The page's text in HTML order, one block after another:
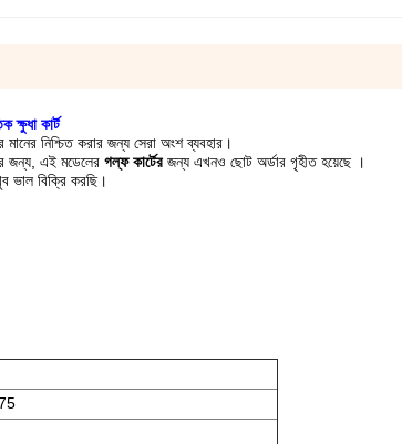
ক্ষুধা কার্ট
নিশ্চিত করার জন্য সেরা অংশ ব্যবহার।
জন্য, এই মডেলের গল্ফ কার্টের জন্য এখনও ছোট অর্ডার গৃহীত হয়েছে ।
ভাল বিক্রি করছি।